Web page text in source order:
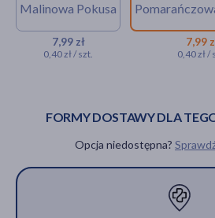
Malinowa Pokusa
7,99 zł
0,40 zł / szt.
ZIELNIK
Pokusa,
owocowa, 2
7,99
0,40 zł /
FORMY DOSTAWY DLA
Opcja niedostępna?